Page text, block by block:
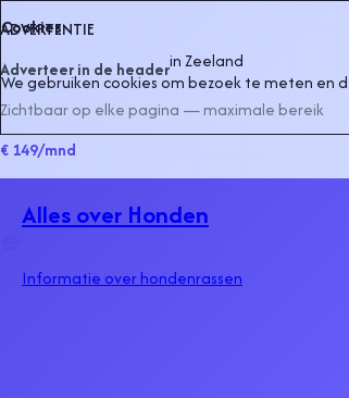
ADVERTENTIE
Adverteer in de headerinZeeland
Zichtbaar op elke pagina — maximale bereik
€ 149/mnd
Alles over Honden
Informatie over hondenrassen
Cookies
We gebruiken cookies om bezoek te meten en